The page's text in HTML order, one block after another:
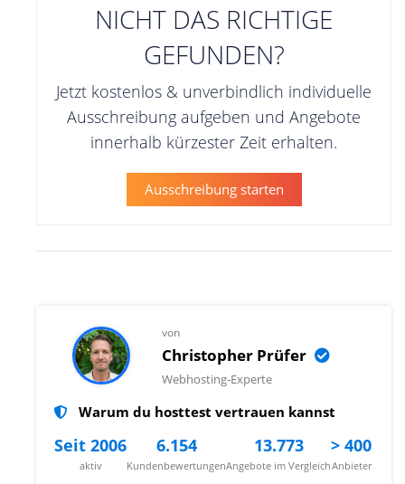
NICHT DAS RICHTIGE
GEFUNDEN?
Jetzt kostenlos & unverbindlich individuelle
Ausschreibung aufgeben und Angebote
innerhalb kürzester Zeit erhalten.
Ausschreibung starten
von
Christopher Prüfer
Webhosting-Experte
Warum du hosttest vertrauen kannst
Seit 2006
aktiv
6.154
Kundenbewertungen
13.773
Angebote im Vergleich
> 400
Anbieter